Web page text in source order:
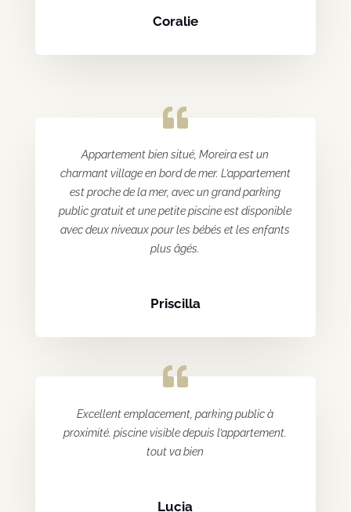
Coralie
Appartement bien situé, Moreira est un
charmant village en bord de mer. L’appartement
est proche de la mer, avec un grand parking
public gratuit et une petite piscine est disponible
avec deux niveaux pour les bébés et les enfants
plus âgés.
Priscilla
Excellent emplacement, parking public à
proximité. piscine visible depuis l’appartement.
tout va bien
Lucia